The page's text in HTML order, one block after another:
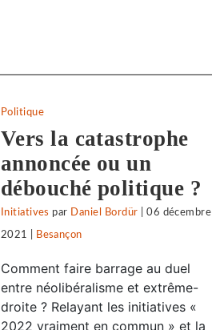
Politique
Vers la catastrophe
annoncée ou un
débouché politique ?
Initiatives par Daniel Bordür |06 décembre
2021 Besançon
Comment faire barrage au duel
entre néolibéralisme et extrême-
droite ? Relayant les initiatives «
2022 vraiment en commun » et la